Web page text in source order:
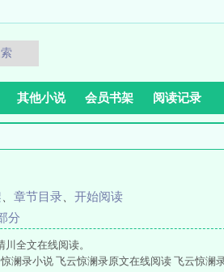
其他小说 会员书架 阅读记录
章节目录
开始阅读
分
全文在线阅读。
澜录小说 飞云惊澜录原文在线阅读 飞云惊澜